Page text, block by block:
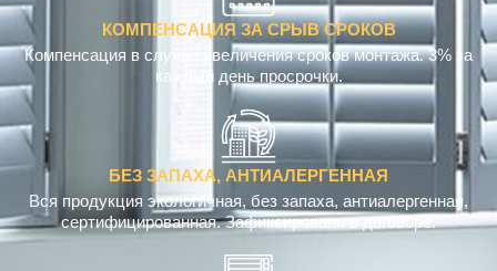
КОМПЕНСАЦИЯ ЗА СРЫВ СРОКОВ
Компенсация в случае увеличения сроков монтажа. 3% за
каждый день просрочки.
БЕЗ ЗАПАХА, АНТИАЛЕРГЕННАЯ
Вся продукция экологичная, без запаха, антиалергенная,
сертифицированная. Зафиксировано в договоре.